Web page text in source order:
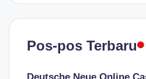
Pos-pos Terbaru